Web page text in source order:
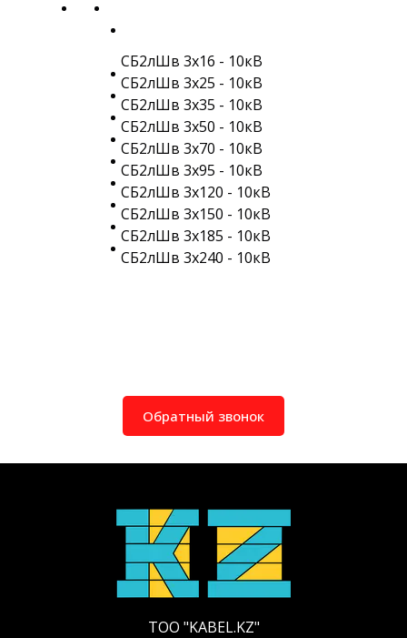
СБ2лШв 3х16 - 10кВ
СБ2лШв 3х25 - 10кВ
СБ2лШв 3х35 - 10кВ
СБ2лШв 3х50 - 10кВ
СБ2лШв 3х70 - 10кВ
СБ2лШв 3х95 - 10кВ
СБ2лШв 3х120 - 10кВ
СБ2лШв 3х150 - 10кВ
СБ2лШв 3х185 - 10кВ
СБ2лШв 3х240 - 10кВ
Обратный звонок
ТОО "KABEL.KZ"